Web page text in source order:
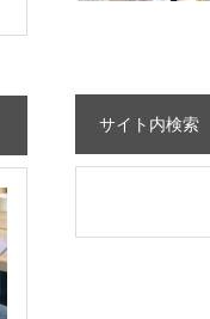
サイト内検索